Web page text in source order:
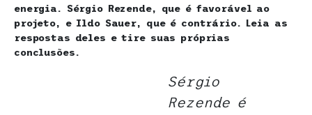
energia. Sérgio Rezende, que é favorável ao
projeto, e Ildo Sauer, que é contrário. Leia as
respostas deles e tire suas próprias
conclusões.
Sérgio
Rezende é